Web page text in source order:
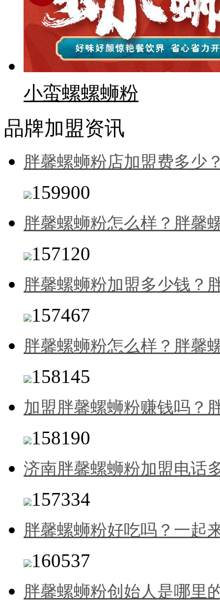
小蛮螺螺蛳粉
品牌加盟资讯
胖馨螺蛳粉店加盟费多少
159900
胖馨螺蛳粉怎么样？胖馨
157120
胖馨螺蛳粉加盟多少钱？
157467
胖馨螺蛳粉怎么样？胖馨
158145
加盟胖馨螺蛳粉赚钱吗？
158190
济南胖馨螺蛳粉加盟电话
157334
胖馨螺蛳粉好吃吗？一起
160537
胖馨螺蛳粉创始人是哪里